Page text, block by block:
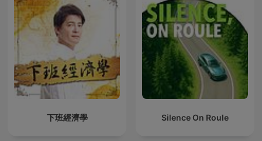
下班經濟學 Silence On Roule